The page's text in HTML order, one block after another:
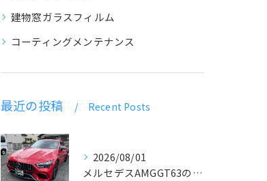
建物窓ガラスフィルム
コーティングメンテナンス
最近の投稿 Recent Posts
2026/08/01
メルセデスAMGGT63のラッピング